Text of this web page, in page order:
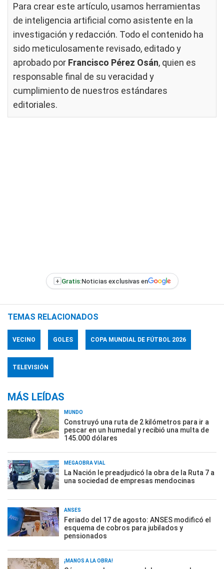
Para crear este artículo, usamos herramientas
de inteligencia artificial como asistente en la
investigación y redacción. Todo el contenido ha
sido meticulosamente revisado, editado y
aprobado por Francisco Pérez Osán, quien es
responsable final de su veracidad y
cumplimiento de nuestros estándares
editoriales.
+ Gratis:Noticias exclusivas en
TEMAS RELACIONADOS
VECINO GOLES COPA MUNDIAL DE FÚTBOL 2026
TELEVISIÓN
MÁS LEÍDAS
MUNDO
Construyó una ruta de 2 kilómetros para ir a
pescar en un humedal y recibió una multa de
145.000 dólares
MEGAOBRA VIAL
La Nación le preadjudicó la obra de la Ruta 7 a
una sociedad de empresas mendocinas
ANSES
Feriado del 17 de agosto: ANSES modificó el
esquema de cobros para jubilados y
pensionados
¡MANOS A LA OBRA!